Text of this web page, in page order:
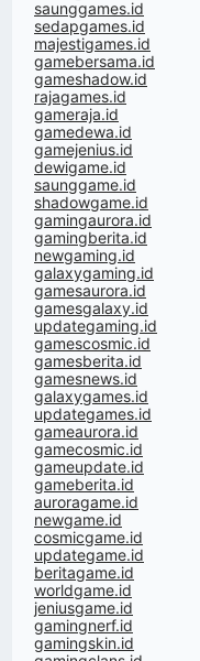
saunggames.id
sedapgames.id
majestigames.id
gamebersama.id
gameshadow.id
rajagames.id
gameraja.id
gamedewa.id
gamejenius.id
dewigame.id
saunggame.id
shadowgame.id
gamingaurora.id
gamingberita.id
newgaming.id
galaxygaming.id
gamesaurora.id
gamesgalaxy.id
updategaming.id
gamescosmic.id
gamesberita.id
gamesnews.id
galaxygames.id
updategames.id
gameaurora.id
gamecosmic.id
gameupdate.id
gameberita.id
auroragame.id
newgame.id
cosmicgame.id
updategame.id
beritagame.id
worldgame.id
jeniusgame.id
gamingnerf.id
gamingskin.id